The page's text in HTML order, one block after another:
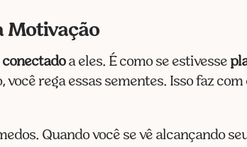
Motivação
conectadoa eles. É como se estivesse
você rega essas sementes. Isso faz
Quando você se vê alcançando